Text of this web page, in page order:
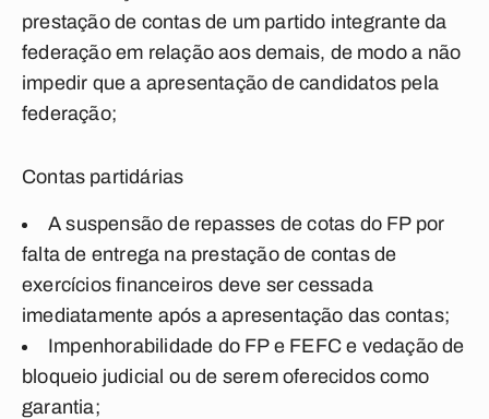
prestação de contas de um partido integrante da
federação em relação aos demais, de modo a não
impedir que a apresentação de candidatos pela
federação;
Contas partidárias
A suspensão de repasses de cotas do FP por
falta de entrega na prestação de contas de
exercícios financeiros deve ser cessada
imediatamente após a apresentação das contas;
Impenhorabilidade do FP e FEFC e vedação de
bloqueio judicial ou de serem oferecidos como
garantia;